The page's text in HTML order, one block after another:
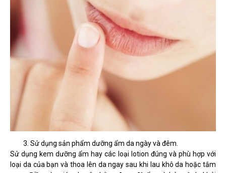
Sử dụng sản phẩm dưỡng ẩm da ngày và đêm.
Sử dụng kem dưỡng ẩm hay các loại lotion đúng và phù hợp với
loại da của bạn và thoa lên da ngay sau khi lau khô da hoặc tắm